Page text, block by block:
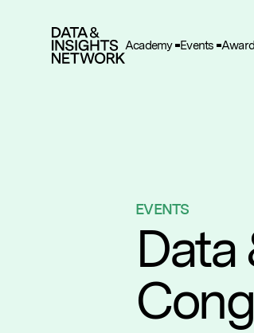
Academy Events
EVENTS
Data